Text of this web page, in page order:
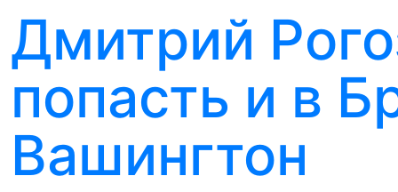
Дмитрий
попасть и в
Вашингтон